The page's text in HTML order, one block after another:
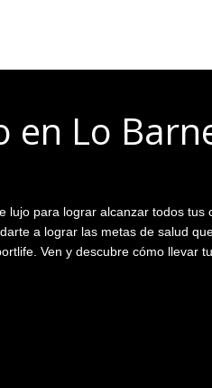
en Lo
para lograr alcanzar todos
a lograr las metas de salud
Ven y descubre cómo llevar